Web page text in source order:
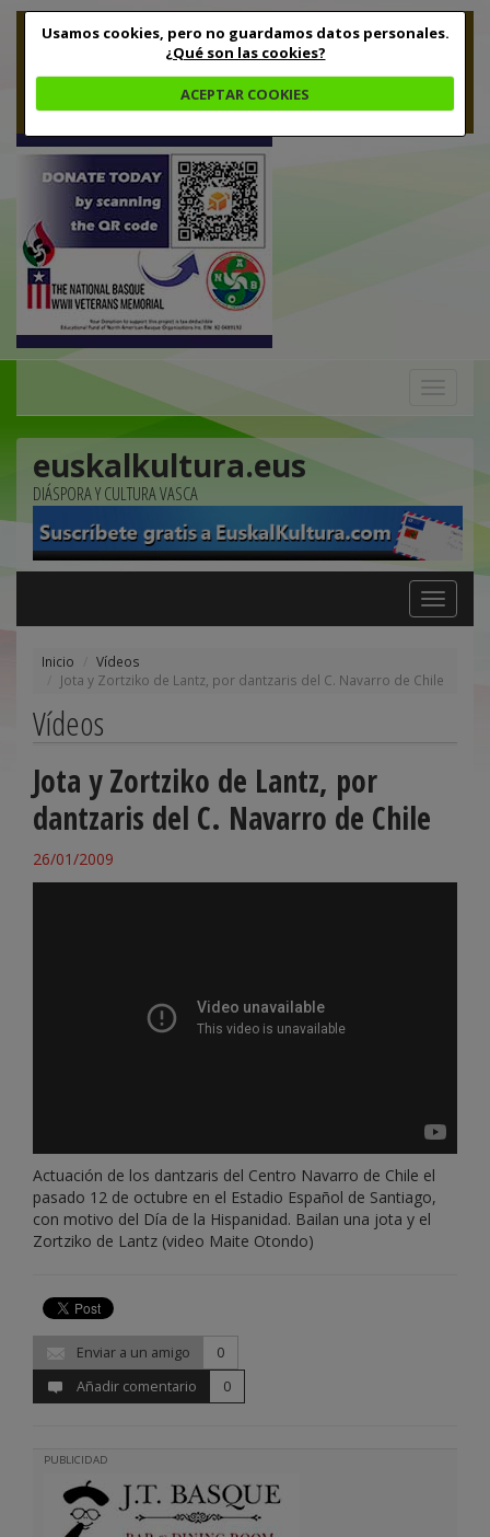
Usamos cookies, pero no guardamos datos personales.
¿Qué son las cookies?
ACEPTAR COOKIES
euskalkultura.eus
DIÁSPORA Y CULTURA VASCA
Toggle
navigation
Inicio
Vídeos
Jota y Zortziko de Lantz, por dantzaris del C. Navarro de Chile
Vídeos
Jota y Zortziko de Lantz, por
dantzaris del C. Navarro de Chile
26/01/2009
Actuación de los dantzaris del Centro Navarro de Chile el
pasado 12 de octubre en el Estadio Español de Santiago,
con motivo del Día de la Hispanidad. Bailan una jota y el
Zortziko de Lantz (video Maite Otondo)
Enviar a un amigo
0
Añadir comentario
0
PUBLICIDAD